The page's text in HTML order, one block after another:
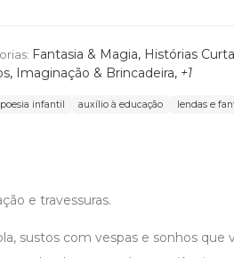
Fantasia & Magia, Histórias
, Imaginação & Brincadeira, +1
poesia infantil auxílio à educação lendas e
e travessuras.
sustos com vespas e sonhos que